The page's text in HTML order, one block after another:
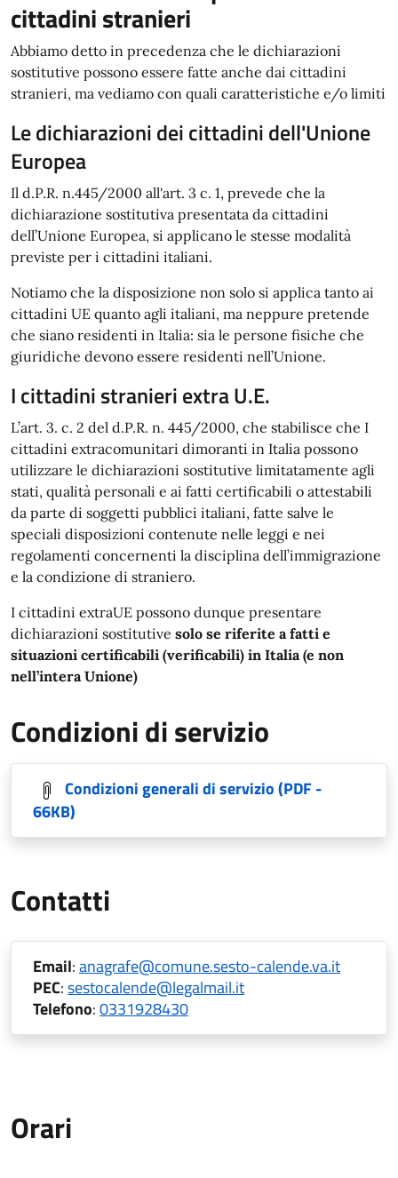
cittadini stranieri
Abbiamo detto in precedenza che le dichiarazioni
sostitutive possono essere fatte anche dai cittadini
stranieri, ma vediamo con quali caratteristiche e/o limiti
Le dichiarazioni dei cittadini dell'Unione
Europea
Il d.P.R. n.445/2000 all'art. 3 c. 1, prevede che la
dichiarazione sostitutiva presentata da cittadini
dell’Unione Europea, si applicano le stesse modalità
previste per i cittadini italiani.
Notiamo che la disposizione non solo si applica tanto ai
cittadini UE quanto agli italiani, ma neppure pretende
che siano residenti in Italia: sia le persone fisiche che
giuridiche devono essere residenti nell’Unione.
I cittadini stranieri extra U.E.
L’art. 3. c. 2 del d.P.R. n. 445/2000, che stabilisce che I
cittadini extracomunitari dimoranti in Italia possono
utilizzare le dichiarazioni sostitutive limitatamente agli
stati, qualità personali e ai fatti certificabili o attestabili
da parte di soggetti pubblici italiani, fatte salve le
speciali disposizioni contenute nelle leggi e nei
regolamenti concernenti la disciplina dell’immigrazione
e la condizione di straniero.
I cittadini extraUE possono dunque presentare
dichiarazioni sostitutive solo se riferite a fatti e
situazioni certificabili (verificabili) in Italia (e non
nell’intera Unione)
Condizioni di servizio
Condizioni generali di servizio(PDF -
66KB)
Contatti
Email:anagrafe@comune.sesto-calende.va.it
PEC:sestocalende@legalmail.it
Telefono:0331928430
Orari